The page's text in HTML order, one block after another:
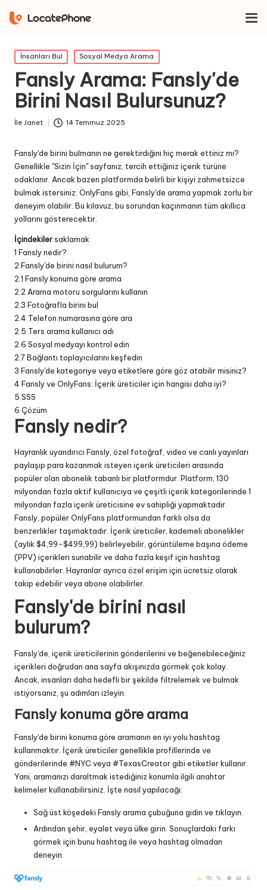
Ev İnsanları Bul Fansly Arama: Fansly'de Birini Nasıl Bulursunuz?
İçinde
yayınlandı
İnsanları Bul Sosyal Medya Arama
Fansly Arama: Fansly'de
Birini Nasıl Bulursunuz?
Gönderen
İle Janet 14 Temmuz 2025
Fansly'de birini bulmanın ne gerektirdiğini hiç merak ettiniz mi?
Genellikle "Sizin İçin" sayfanız, tercih ettiğiniz içerik türüne
odaklanır. Ancak bazen platformda belirli bir kişiyi zahmetsizce
bulmak istersiniz. OnlyFans gibi, Fansly'de arama yapmak zorlu bir
deneyim olabilir. Bu kılavuz, bu sorundan kaçınmanın tüm akıllıca
yollarını gösterecektir.
İçindekilersaklamak
1 Fansly nedir?
2 Fansly'de birini nasıl bulurum?
2.1 Fansly konuma göre arama
2.2 Arama motoru sorgularını kullanın
2.3 Fotoğrafla birini bul
2.4 Telefon numarasına göre ara
2.5 Ters arama kullanıcı adı
2.6 Sosyal medyayı kontrol edin
2.7Bağlantı toplayıcılarını keşfedin
3 Fansly'de kategoriye veya etiketlere göre göz atabilir misiniz?
4 Fansly ve OnlyFans: İçerik üreticiler için hangisi daha iyi?
5 SSS
6 Çözüm
Fansly nedir?
Hayranlık uyandırıcı Fansly, özel fotoğraf, video ve canlı yayınları
paylaşıp para kazanmak isteyen içerik üreticileri arasında
popüler olan abonelik tabanlı bir platformdur. Platform, 130
milyondan fazla aktif kullanıcıya ve çeşitli içerik kategorilerinde 1
milyondan fazla içerik üreticisine ev sahipliği yapmaktadır.
Fansly, popüler OnlyFans platformundan farklı olsa da
benzerlikler taşımaktadır. İçerik üreticiler, kademeli abonelikler
(aylık $4,99-$499,99) belirleyebilir, görüntüleme başına ödeme
(PPV) içerikleri sunabilir ve daha fazla keşif için hashtag
kullanabilirler. Hayranlar ayrıca özel erişim için ücretsiz olarak
takip edebilir veya abone olabilirler.
Fansly'de birini nasıl
bulurum?
Fansly'de, içerik üreticilerinin gönderilerini ve beğenebileceğiniz
içerikleri doğrudan ana sayfa akışınızda görmek çok kolay.
Ancak, insanları daha hedefli bir şekilde filtrelemek ve bulmak
istiyorsanız, şu adımları izleyin.
Fansly konuma göre arama
Fansly'de birini konuma göre aramanın en iyi yolu hashtag
kullanmaktır. İçerik üreticiler genellikle profillerinde ve
gönderilerinde #NYC veya #TexasCreator gibi etiketler kullanır.
Yani, aramanızı daraltmak istediğiniz konumla ilgili anahtar
kelimeler kullanabilirsiniz. İşte nasıl yapılacağı:
Sağ üst köşedeki Fansly arama çubuğuna gidin ve tıklayın.
Ardından şehir, eyalet veya ülke girin. Sonuçlardaki farkı
görmek için bunu hashtag ile veya hashtag olmadan
deneyin.